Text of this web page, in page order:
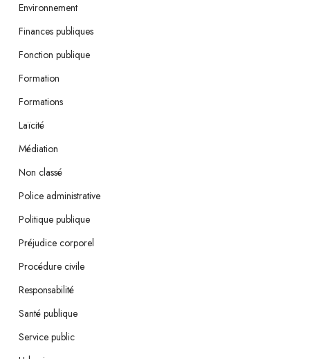
Environnement
Finances publiques
Fonction publique
Formation
Formations
Laïcité
Médiation
Non classé
Police administrative
Politique publique
Préjudice corporel
Procédure civile
Responsabilité
Santé publique
Service public